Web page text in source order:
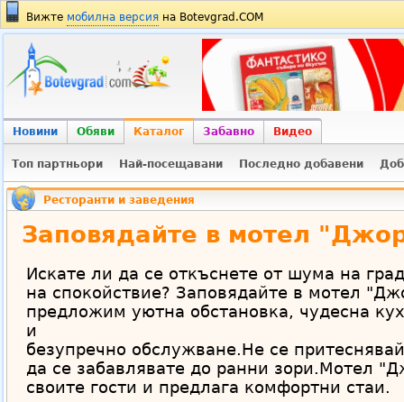
Вижте мобилна версия на Botevgrad.COM
Новини Обяви Каталог Забавно Видео
Топ партньори Най-посещавани Последно добавени
Ресторанти и заведения
Заповядайте в мотел
Искате ли да се откъснете от шума на
на спокойствие? Заповядайте в мотел
предложим уютна обстановка, чудесна
и
безупречно обслужване.Не се
да се забавлявате до ранни зори.Мотел
своите гости и предлага комфортни стаи.